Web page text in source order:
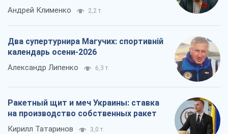
Андрей Клименко 2,2 т.
Два супертурнира Магучих: спортивній
календарь осени-2026
Александр Липенко 6,3 т.
Ракетный щит и меч Украины: ставка
на производство собственных ракет
Кирилл Татаринов 3,0 т.